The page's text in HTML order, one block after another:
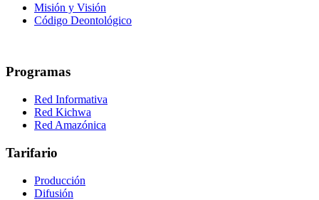
Misión y Visión
Código Deontológico
Programas
Red Informativa
Red Kichwa
Red Amazónica
Tarifario
Producción
Difusión